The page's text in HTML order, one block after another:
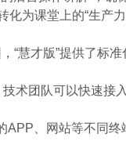
为课堂上的“生产力”
“慧才版”提供了标
技术团队可以快速接
APP、网站等不同